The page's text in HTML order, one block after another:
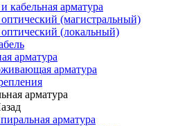
кабельная арматура
(магистральный)
(локальный)
арматура
арматура
арматура
арматура